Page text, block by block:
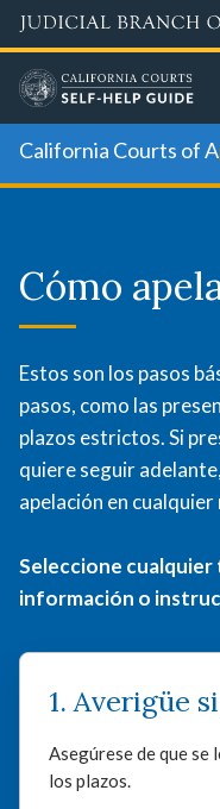
Skip
to
main
content
California Courts of
apelar
su
caso
Cómo
Estos son los pasos
pasos, como las
plazos estrictos. Si
quiere seguir
apelación en
Seleccione cualquier
información o
1. Averigüe
Asegúrese de que se
los plazos.